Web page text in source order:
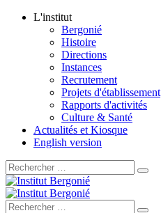
L'institut
Bergonié
Histoire
Directions
Instances
Recrutement
Projets d'établissement
Rapports d'activités
Culture & Santé
Actualités et Kiosque
English version
Rechercher :
Rechercher :